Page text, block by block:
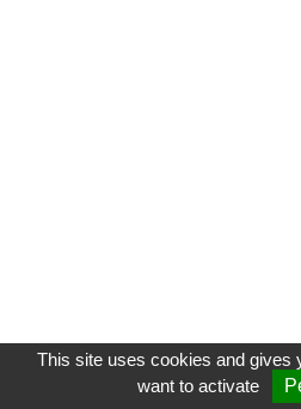
CGU-VOS
This site uses cookies and gives
want to activate